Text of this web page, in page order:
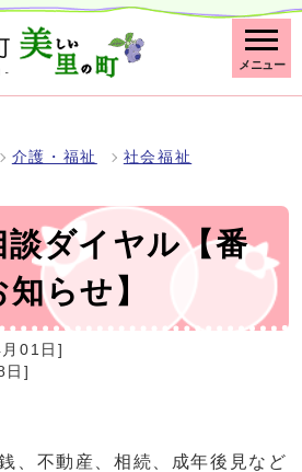
メニュー
介護・福祉 社会福祉
談ダイヤル【番
らせ】
01日]
日]
、不動産、相続、成年後見など